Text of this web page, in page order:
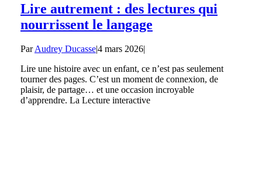
Lire autrement : des lectures qui
nourrissent le langage
ParAudrey Ducasse|4 mars 2026|
Lire une histoire avec un enfant, ce n’est pas seulement
tourner des pages. C’est un moment de connexion, de
plaisir, de partage… et une occasion incroyable
d’apprendre. La Lecture interactive